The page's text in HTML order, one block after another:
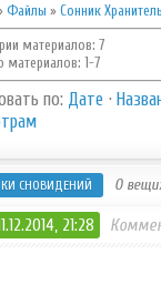
Файлы » Сонник
материалов: 7
материалов: 1-7
по: Дате·
СНОВИДЕНИЙ О
21:28